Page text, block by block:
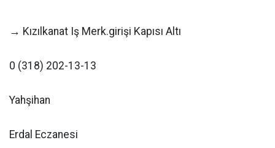
→ Kızılkanat Iş Merk.girişi Kapısı Altı
0 (318) 202-13-13
Yahşihan
Erdal Eczanesi